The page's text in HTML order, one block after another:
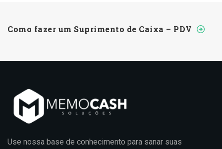
Como fazer um Suprimento de Caixa – PDV
Use nossa base de conhecimento para sanar suas